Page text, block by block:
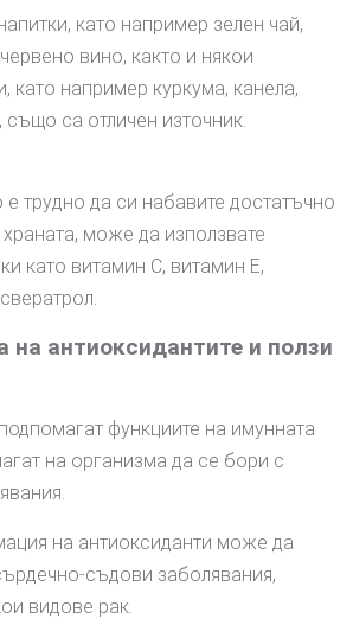
като например зелен чай,
вино, както и някои
като например куркума, канела,
са отличен източник.
е трудно да си набавите достатъчно
може да използвате
като витамин С, витамин Е,
на антиоксидантите и ползи
функциите на имунната
на организма да се бори с
на антиоксиданти може да
съдови заболявания,
видове рак.